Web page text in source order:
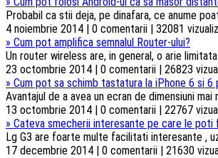
Probabil ca stii deja, pe dinafara, ce anume
4 noiembrie 2014 | 0 comentarii | 32081
» Cum pot amplifica semnalul Router-ului?
Un router wireless are, in general, o arie
23 octombrie 2014 | 0 comentarii | 26823
» Cum pot sa schimb tastatura la iPhone 6 si 6
Avantajul de a avea un ecran de dimensiuni
13 octombrie 2014 | 0 comentarii | 22767
» Cateva smecherii interesante pe care le poti
Lg G3 are foarte multe facilitati interesante ,
17 decembrie 2014 | 0 comentarii | 21630